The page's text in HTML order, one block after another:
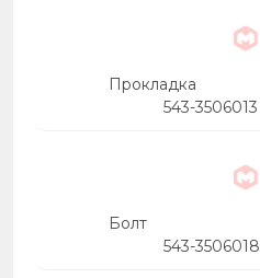
Прокладка
543-3506013
Болт
543-3506018